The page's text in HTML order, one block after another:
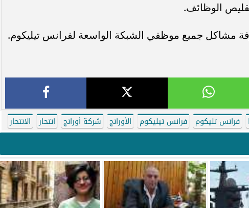
الوظائف.
مشاكل جميع موظفي الشبكة الواسعة لفرانس تيليكوم.
فرانس تليكوم فرانس تيليكوم الأورانج شركة أورانج انتحار الانتحار